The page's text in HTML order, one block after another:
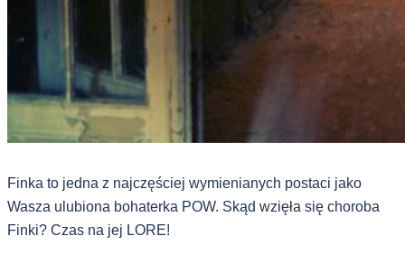
Finka to jedna z najczęściej wymienianych postaci jako
Wasza ulubiona bohaterka POW. Skąd wzięła się choroba
Finki? Czas na jej LORE!